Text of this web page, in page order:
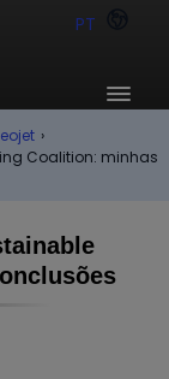
PT
›
Coalition: minhas